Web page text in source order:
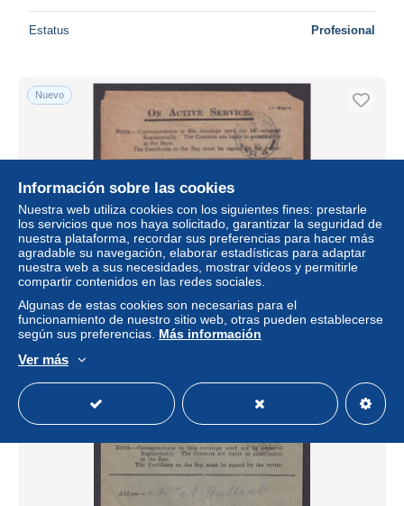
Estatus Profesional
Nuevo
GREAT BRITAIN 1915, Fieldpost cover FPO R4
± 13,83 US$
Estatus
Información sobre las cookies
Nuestra web utiliza cookies con los siguientes fines: prestarle
los servicios que nos haya solicitado, garantizar la seguridad de
nuestra plataforma, recordar sus preferencias para hacer más
agradable su navegación, elaborar estadísticas para adaptar
nuestra web a sus necesidades, mostrar vídeos y permitirle
compartir contenidos en las redes sociales.
Algunas de estas cookies son necesarias para el
funcionamiento de nuestro sitio web, otras pueden establecerse
según sus preferencias. Más información
Ver más